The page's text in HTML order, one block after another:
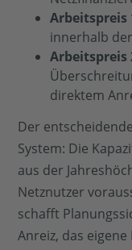
Arbeitspreis
innerhalb
Arbeitspreis
direktem
Der
System: Die
aus der
Netznutzer
schafft
Anreiz, das